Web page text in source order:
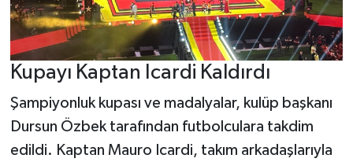
Kupayı Kaptan Icardi Kaldırdı
Şampiyonluk kupası ve madalyalar, kulüp başkanı
Dursun Özbek tarafından futbolculara takdim
edildi. Kaptan Mauro Icardi, takım arkadaşlarıyla